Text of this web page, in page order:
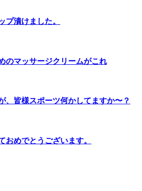
プ漬けました。
のマッサージクリームがこれ
、皆様スポーツ何かしてますか〜？
おめでとうございます。